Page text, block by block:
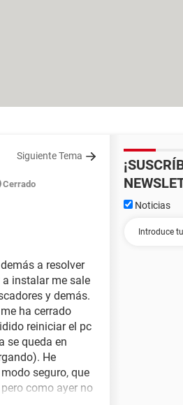
Siguiente Tema
Cerrado
a resolver
instalar me sale
y demás.
ha cerrado
reiniciar el pc
se queda en
He
seguro, que
como ayer no
Noticias